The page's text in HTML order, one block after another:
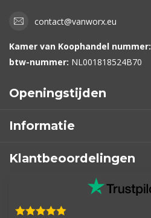
contact@vanworx.eu
Kamer van Koophandel nummer:
btw-nummer: NL001818524B70
Openingstijden
Informatie
Klantbeoordelingen